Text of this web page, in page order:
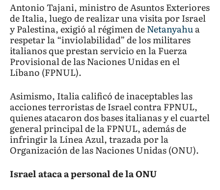
Antonio Tajani, ministro de Asuntos Exteriores
de Italia, luego de realizar una visita por Israel
y Palestina, exigió al régimen deNetanyahua
respetar la “inviolabilidad” de los militares
italianos que prestan servicio en la Fuerza
Provisional de las Naciones Unidas en el
Líbano (FPNUL).
Asimismo, Italia calificó de inaceptables las
acciones terroristas de Israel contra FPNUL,
quienes atacaron dos bases italianas y el cuartel
general principal de la FPNUL, además de
infringir la Línea Azul, trazada por la
Organización de las Naciones Unidas (ONU).
Israel ataca a personal de la ONU